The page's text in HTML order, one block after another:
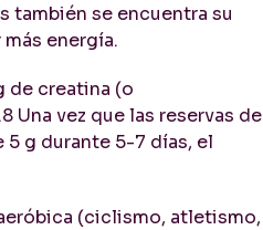
se encuentra su
energía.
de creatina (o
Una vez que las reservas de
g durante 5-7 días, el
(ciclismo, atletismo,